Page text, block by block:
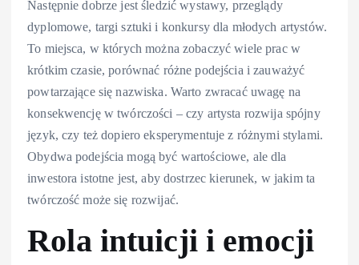
Następnie dobrze jest śledzić wystawy, przeglądy
dyplomowe, targi sztuki i konkursy dla młodych artystów.
To miejsca, w których można zobaczyć wiele prac w
krótkim czasie, porównać różne podejścia i zauważyć
powtarzające się nazwiska. Warto zwracać uwagę na
konsekwencję w twórczości – czy artysta rozwija spójny
język, czy też dopiero eksperymentuje z różnymi stylami.
Obydwa podejścia mogą być wartościowe, ale dla
inwestora istotne jest, aby dostrzec kierunek, w jakim ta
twórczość może się rozwijać.
Rola intuicji i emocji